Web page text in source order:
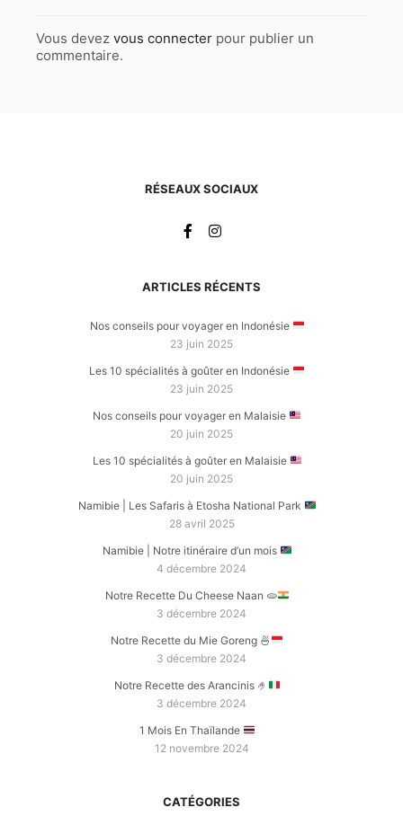
Vous devez vous connecter pour publier un
commentaire.
RÉSEAUX SOCIAUX
ARTICLES RÉCENTS
Nos conseils pour voyager en Indonésie
23 juin 2025
Les 10 spécialités à goûter en Indonésie
23 juin 2025
Nos conseils pour voyager en Malaisie
20 juin 2025
Les 10 spécialités à goûter en Malaisie
20 juin 2025
Namibie | Les Safaris à Etosha National Park
28 avril 2025
Namibie | Notre itinéraire d’un mois
4 décembre 2024
Notre Recette Du Cheese Naan 🫓
3 décembre 2024
Notre Recette du Mie Goreng 🍜
3 décembre 2024
Notre Recette des Arancinis 🤌
3 décembre 2024
1 Mois En Thaïlande
12 novembre 2024
CATÉGORIES